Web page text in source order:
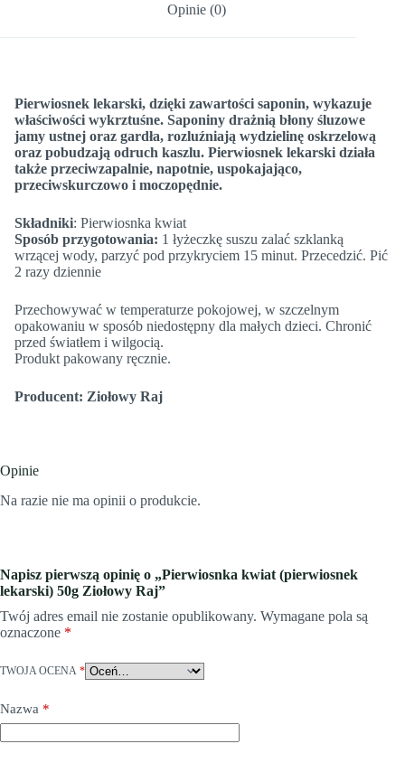
Opinie (0)
Pierwiosnek lekarski, dzięki zawartości saponin, wykazuje
właściwości wykrztuśne. Saponiny drażnią błony śluzowe
jamy ustnej oraz gardła, rozluźniają wydzielinę oskrzelową
oraz pobudzają odruch kaszlu. Pierwiosnek lekarski działa
także przeciwzapalnie, napotnie, uspokajająco,
przeciwskurczowo i moczopędnie.
Składniki: Pierwiosnka kwiat
Sposób przygotowania: 1 łyżeczkę suszu zalać szklanką
wrzącej wody, parzyć pod przykryciem 15 minut. Przecedzić. Pić
2 razy dziennie
Przechowywać w temperaturze pokojowej, w szczelnym
opakowaniu w sposób niedostępny dla małych dzieci. Chronić
przed światłem i wilgocią.
Produkt pakowany ręcznie.
Producent: Ziołowy Raj
Opinie
Na razie nie ma opinii o produkcie.
Napisz pierwszą opinię o „Pierwiosnka kwiat (pierwiosnek
lekarski) 50g Ziołowy Raj”
Twój adres email nie zostanie opublikowany. Wymagane pola są
oznaczone *
TWOJA OCENA *
Nazwa *